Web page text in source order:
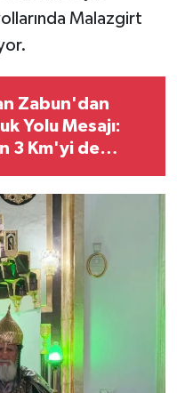
Malazgirt
Zabun'dan
Yolu Mesajı:
3 Km'yi de